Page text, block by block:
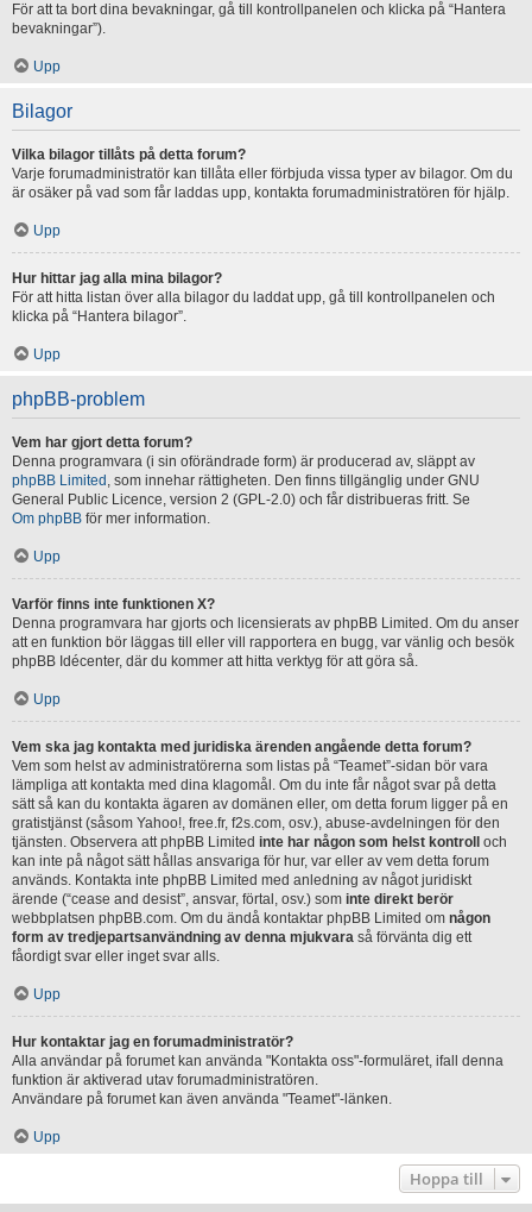
För att ta bort dina bevakningar, gå till kontrollpanelen och klicka på “Hantera
bevakningar”).
Upp
Bilagor
Vilka bilagor tillåts på detta forum?
Varje forumadministratör kan tillåta eller förbjuda vissa typer av bilagor. Om du
är osäker på vad som får laddas upp, kontakta forumadministratören för hjälp.
Upp
Hur hittar jag alla mina bilagor?
För att hitta listan över alla bilagor du laddat upp, gå till kontrollpanelen och
klicka på “Hantera bilagor”.
Upp
phpBB-problem
Vem har gjort detta forum?
Denna programvara (i sin oförändrade form) är producerad av, släppt av
phpBB Limited , som innehar rättigheten. Den finns tillgänglig under GNU
General Public Licence, version 2 (GPL-2.0) och får distribueras fritt. Se
Om phpBB för mer information.
Upp
Varför finns inte funktionen X?
Denna programvara har gjorts och licensierats av phpBB Limited. Om du anser
att en funktion bör läggas till eller vill rapportera en bugg, var vänlig och besök
phpBB Idécenter, där du kommer att hitta verktyg för att göra så.
Upp
Vem ska jag kontakta med juridiska ärenden angående detta forum?
Vem som helst av administratörerna som listas på “Teamet”-sidan bör vara
lämpliga att kontakta med dina klagomål. Om du inte får något svar på detta
sätt så kan du kontakta ägaren av domänen eller, om detta forum ligger på en
gratistjänst (såsom Yahoo!, free.fr, f2s.com, osv.), abuse-avdelningen för den
tjänsten. Observera att phpBB Limited inte har någon som helst kontroll
och
kan inte på något sätt hållas ansvariga för hur, var eller av vem detta forum
används. Kontakta inte phpBB Limited med anledning av något juridiskt
ärende (“cease and desist”, ansvar, förtal, osv.) som inte direkt berör
webbplatsen phpBB.com. Om du ändå kontaktar phpBB Limited om någon
form av tredjepartsanvändning av denna mjukvara så förvänta dig ett
fåordigt svar eller inget svar alls.
Upp
Hur kontaktar jag en forumadministratör?
Alla användar på forumet kan använda "Kontakta oss"-formuläret, ifall denna
funktion är aktiverad utav forumadministratören.
Användare på forumet kan även använda "Teamet"-länken.
Upp
Hoppa till